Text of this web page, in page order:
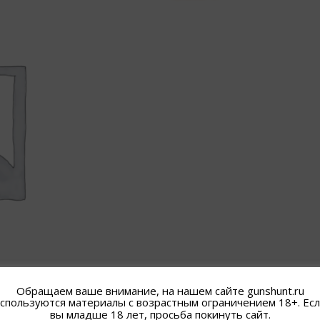
Обращаем ваше внимание, на нашем сайте gunshunt.ru
материалы с возрастным ограничением 18+.
вы младше 18 лет, просьба покинуть сайт.